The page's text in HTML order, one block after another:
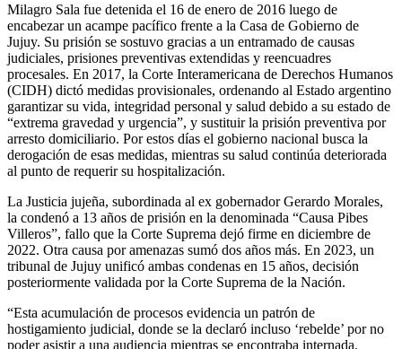
Milagro Sala fue detenida el 16 de enero de 2016 luego de
encabezar un acampe pacífico frente a la Casa de Gobierno de
Jujuy. Su prisión se sostuvo gracias a un entramado de causas
judiciales, prisiones preventivas extendidas y reencuadres
procesales. En 2017, la Corte Interamericana de Derechos Humanos
(CIDH) dictó medidas provisionales, ordenando al Estado argentino
garantizar su vida, integridad personal y salud debido a su estado de
“extrema gravedad y urgencia”, y sustituir la prisión preventiva por
arresto domiciliario. Por estos días el gobierno nacional busca la
derogación de esas medidas, mientras su salud continúa deteriorada
al punto de requerir su hospitalización.
La Justicia jujeña, subordinada al ex gobernador Gerardo Morales,
la condenó a 13 años de prisión en la denominada “Causa Pibes
Villeros”, fallo que la Corte Suprema dejó firme en diciembre de
2022. Otra causa por amenazas sumó dos años más. En 2023, un
tribunal de Jujuy unificó ambas condenas en 15 años, decisión
posteriormente validada por la Corte Suprema de la Nación.
“Esta acumulación de procesos evidencia un patrón de
hostigamiento judicial, donde se la declaró incluso ‘rebelde’ por no
poder asistir a una audiencia mientras se encontraba internada.